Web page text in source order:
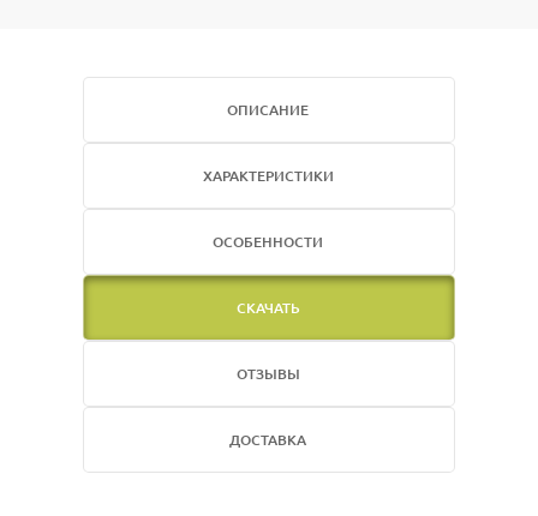
ОПИСАНИЕ
ХАРАКТЕРИСТИКИ
ОСОБЕННОСТИ
СКАЧАТЬ
ОТЗЫВЫ
ДОСТАВКА